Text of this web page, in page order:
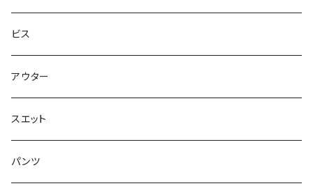
スエット
ソックス
アンダーウェア
アクセサリー
Small Shoes
7.8インチ
7.9インチ
8インチ
8.1インチ
ビス
アウター
スエット
パンツ